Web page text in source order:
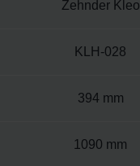
Zehnder Kleo
KLH-028
394 mm
1090 mm